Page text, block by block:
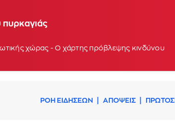
πυρκαγιάς
χώρας - Ο χάρτης πρόβλεψης κινδύνου
ΡΟΗ ΕΙΔΗΣΕΩΝ ΑΠΟΨΕΙΣ